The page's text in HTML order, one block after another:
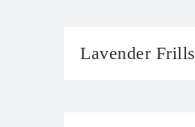
Lavender Frills